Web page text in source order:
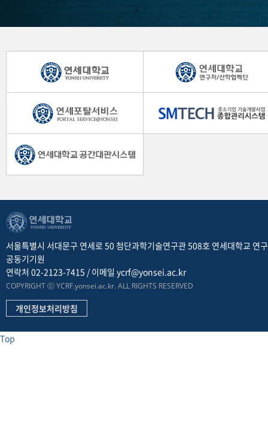
서울특별시 서대문구 연세로 50 첨단과학기술연구관 508호 연세대학교 연
공동기기원
연락처 02-2123-7415 / 이메일 ycrf@yonsei.ac.kr
COPYRIGHT ⓒ YCRF.yonsei.ac.kr. ALL RIGHTS RESERVED
개인정보처리방침
Top